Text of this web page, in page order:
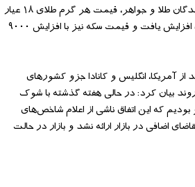
به گفته رئیس اتحادیه فروشندگان طلا و جواهر، قیمت هر گرم طلای ۱۸ عیار
در هفته گذشته ۱۵۰۰ تومان افزایش یافت و قیمت سکه نیز با افزایش ۹۰۰۰
از آمریکا، انگلیس و کانادا جزو کشورهای
بیان کرد: در حالی هفته گذشته با شوک
بودیم که این اتفاق ناشی از اعلام شاخص‌های
اضافی در بازار ارائه نشد و بازار در حالت